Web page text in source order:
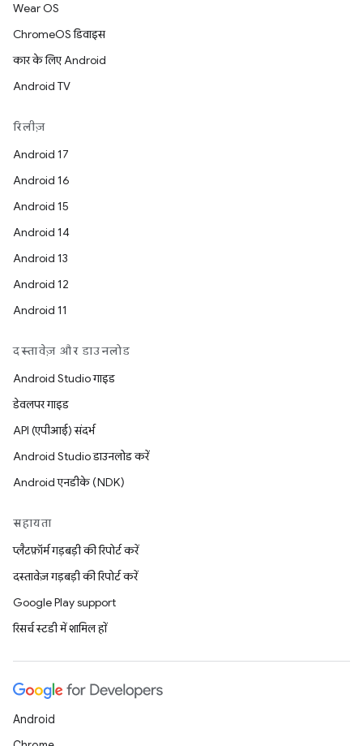
Wear OS
ChromeOS डिवाइस
कार के लिए Android
Android TV
रिलीज़
Android 17
Android 16
Android 15
Android 14
Android 13
Android 12
Android 11
दस्तावेज़ और डाउनलोड
Android Studio गाइड
डेवलपर गाइड
API (एपीआई) संदर्भ
Android Studio डाउनलोड करें
Android एनडीके (NDK)
सहायता
प्लैटफ़ॉर्म गड़बड़ी की रिपोर्ट करें
दस्तावेज़ गड़बड़ी की रिपोर्ट करें
Google Play support
रिसर्च स्टडी में शामिल हों
Android